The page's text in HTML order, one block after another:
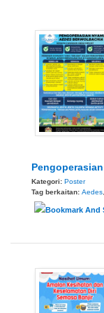
Kategori: Poster
Tag berkaitan: Aedes